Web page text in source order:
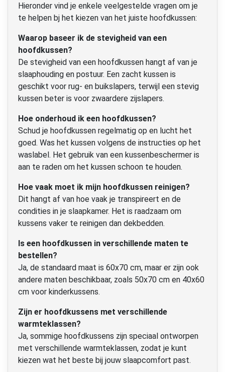
Hieronder vind je enkele veelgestelde vragen om je
te helpen bj het kiezen van het juiste hoofdkussen:
Waarop baseer ik de stevigheid van een
hoofdkussen?
De stevigheid van een hoofdkussen hangt af van je
slaaphouding en postuur. Een zacht kussen is
geschikt voor rug- en buikslapers, terwijl een stevig
kussen beter is voor zwaardere zijslapers.
Hoe onderhoud ik een hoofdkussen?
Schud je hoofdkussen regelmatig op en lucht het
goed. Was het kussen volgens de instructies op het
waslabel. Het gebruik van een kussenbeschermer is
aan te raden om het kussen schoon te houden.
Hoe vaak moet ik mijn hoofdkussen reinigen?
Dit hangt af van hoe vaak je transpireert en de
condities in je slaapkamer. Het is raadzaam om
kussens vaker te reinigen dan dekbedden.
Is een hoofdkussen in verschillende maten te
bestellen?
Ja, de standaard maat is 60x70 cm, maar er zijn ook
andere maten beschikbaar, zoals 50x70 cm en 40x60
cm voor kinderkussens.
Zijn er hoofdkussens met verschillende
warmteklassen?
Ja, sommige hoofdkussens zijn speciaal ontworpen
met verschillende warmteklassen, zodat je kunt
kiezen wat het beste bij jouw slaapcomfort past.